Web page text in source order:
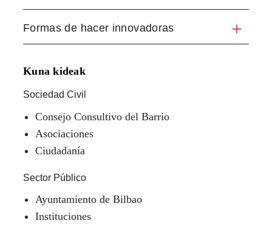
Formas de hacer innovadoras
Kuna kideak
Sociedad Civil
Consejo Consultivo del Barrio
Asociaciones
Ciudadanía
Sector Público
Ayuntamiento de Bilbao
Instituciones